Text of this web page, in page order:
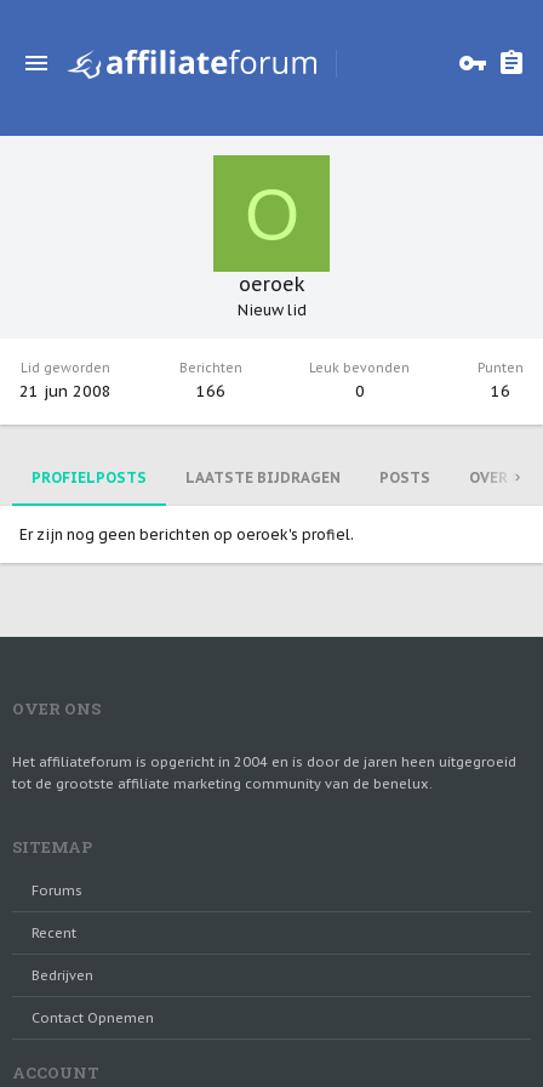
O
oeroek
Nieuw lid
Lid geworden
21 jun 2008
Berichten
166
Leuk bevonden
0
Punten
16
PROFIELPOSTS LAATSTE BIJDRAGEN POSTS OVER MIJ
Er zijn nog geen berichten op oeroek's profiel.
OVER ONS
Het affiliateforum is opgericht in 2004 en is door de jaren heen uitgegroeid
tot de grootste affiliate marketing community van de benelux.
SITEMAP
Forums
Recent
Bedrijven
Contact Opnemen
ACCOUNT